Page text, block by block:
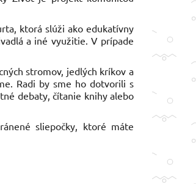
ktorá slúži ako edukatívny
a iné využitie. V prípade
stromov, jedlých kríkov a
Radi by sme ho dotvorili s
debaty, čítanie knihy alebo
sliepočky, ktoré máte